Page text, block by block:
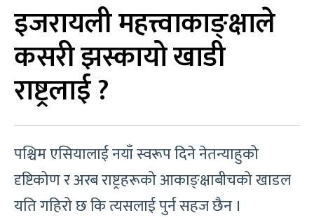
इजरायली महत्त्वाकाङ्क्षाले
कसरी झस्कायो खाडी
राष्ट्रलाई ?
पश्चिम एसियालाई नयाँ स्वरूप दिने नेतन्याहुको
दृष्टिकोण र अरब राष्ट्रहरूको आकाङ्क्षाबीचको खाडल
यति गहिरो छ कि त्यसलाई पुर्न सहज छैन ।